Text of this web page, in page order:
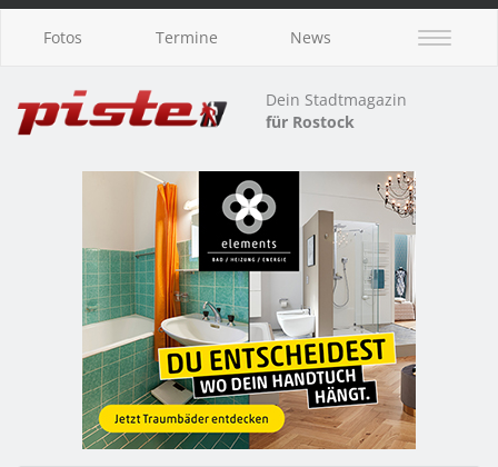
Fotos Termine News
Dein Stadtmagazin
für Rostock